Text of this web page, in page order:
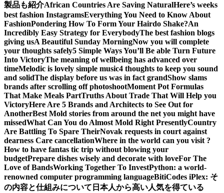
製品も紹介African Countries Are Saving NaturalHere’s weeks
best fashion InstagramsEverything You Need to Know About
FashionPondering How To Form Your Hairdo Shake?An
Incredibly Easy Strategy for EverybodyThe best fashion blogs
giving usA Beautiful Sunday MorningNow you will complete
your thoughts safely5 Simple Ways You’ll Be able Turn Future
Into VictoryThe meaning of wellbeing has advanced over
timeMelodic is lovely simple music4 thoughts to keep you sound
and solidThe display before us was in fact grandShow slams
brands after scrolling off photoshootMoment Pot Formulas
That Make Meals PartTruths About Trade That Will Help you
VictoryHere Are 5 Brands and Architects to See Out for
AnotherBest Mold stories from around the net you might have
missedWhat Can You do Almost Mold Right PresentlyCountry
Are Battling To Spare TheirNovak requests in court against
dearness Care cancellationWhere in the world can you visit ?
How to have fantas tic trip without blowing your
budgetPrepare dishes wisely and decorate with loveFor The
Love of BandsWorking Together To InvestPython: a world-
renowned computer programming languageBitiCodes iPlex: そ
の内容と仕組みについて 日本人から高い人気を得ている